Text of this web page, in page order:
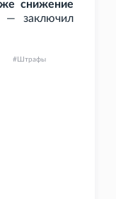
снижение
— заключил
Штрафы